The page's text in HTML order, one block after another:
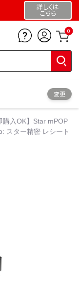
詳しくは
こちら
0
変更
購入OK】Star mPOP
スター精密 レシート